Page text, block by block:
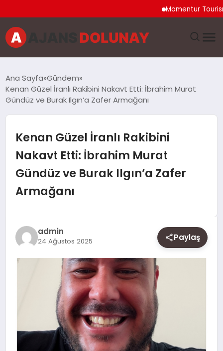
Momentur Tourism &
EĞITIM
GÜNCEL
SAĞLIK
Ana Sayfa Gündem
Kenan Güzel İranlı Rakibini Nakavt Etti: İbrahim Murat
Gündüz ve Burak Ilgın’a Zafer Armağanı
Kenan Güzel İranlı Rakibini
Nakavt Etti: İbrahim Murat
Gündüz ve Burak Ilgın’a Zafer
Armağanı
admin
24 Ağustos 2025 Paylaş